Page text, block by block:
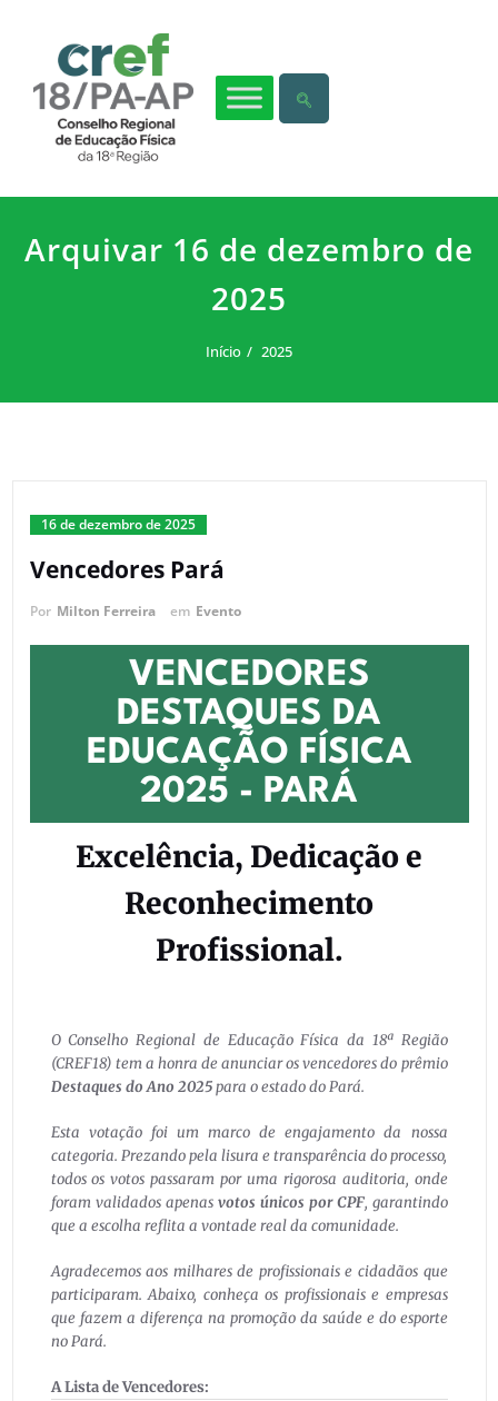
Arquivar 16 de dezembro de
2025
Início 2025
16 de dezembro de 2025
Vencedores Pará
Por Milton Ferreira em Evento
VENCEDORES
DESTAQUES DA
EDUCAÇÃO FÍSICA
2025 - PARÁ
Excelência, Dedicação e
Reconhecimento
Profissional.
O Conselho Regional de Educação Física da 18ª Região
(CREF18) tem a honra de anunciar os vencedores do prêmio
Destaques do Ano 2025para o estado do Pará.
Esta votação foi um marco de engajamento da nossa
categoria. Prezando pela lisura e transparência do processo,
todos os votos passaram por uma rigorosa auditoria, onde
foram validados apenas votos únicos por CPF, garantindo
que a escolha reflita a vontade real da comunidade.
Agradecemos aos milhares de profissionais e cidadãos que
participaram. Abaixo, conheça os profissionais e empresas
que fazem a diferença na promoção da saúde e do esporte
no Pará.
A Lista de Vencedores: